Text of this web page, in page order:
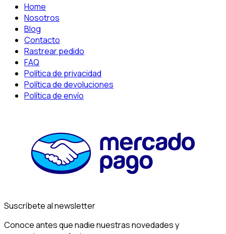
Home
Nosotros
Blog
Contacto
Rastrear pedido
FAQ
Política de privacidad
Política de devoluciones
Política de envío
Suscríbete al newsletter
Conoce antes que nadie nuestras novedades y